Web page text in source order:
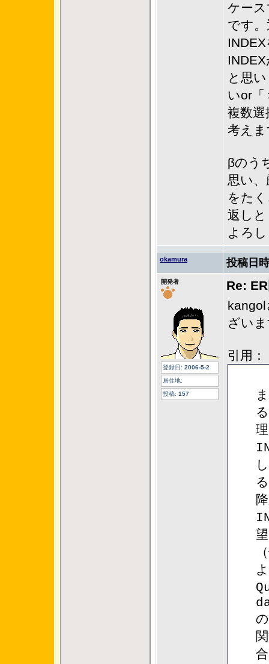
ケー
です
と思
いor「
複数
考え
βのう
思い
をた
返し
よろ
okamura 投稿日
開発者
登録日: 2006-5-2
居住地:
投稿: 157
Re:
ざい
引用：